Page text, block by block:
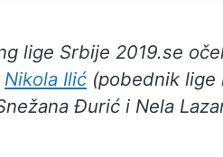
lige Srbije 2019.se
Nikola Ilić (pobednik lige
Đurić i Nela